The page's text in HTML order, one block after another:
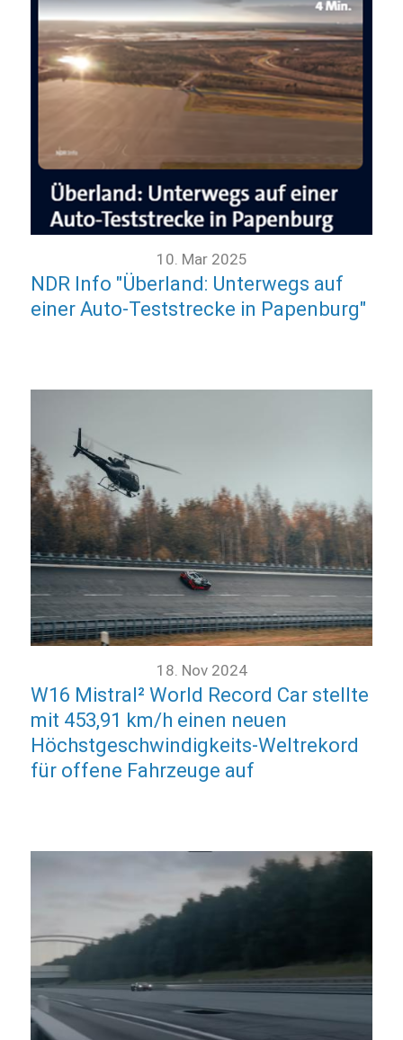
10. Mar 2025
NDR Info "Überland: Unterwegs auf
einer Auto-Teststrecke in Papenburg"
18. Nov 2024
W16 Mistral² World Record Car stellte
mit 453,91 km/h einen neuen
Höchstgeschwindigkeits-Weltrekord
für offene Fahrzeuge auf